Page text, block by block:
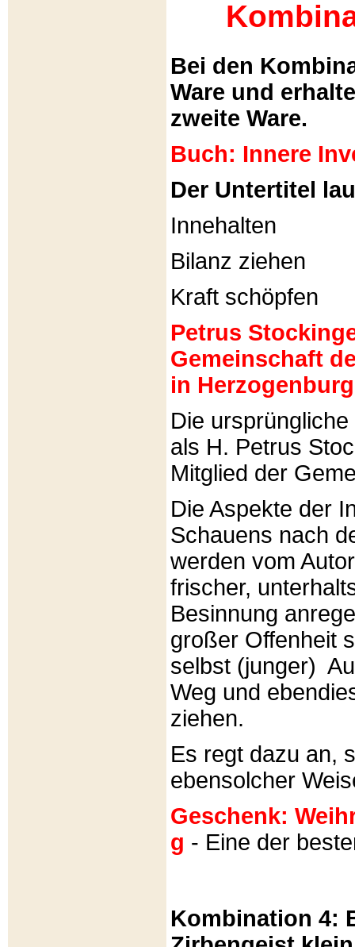
Bei den
Ware und
zweite Ware.
Buch: Innere
Der Untertitel
Innehalten
Bilanz ziehen
Kraft schöpfen
Petrus
Gemeinschaft
in
Die
als H. Petrus
Mitglied der
Die Aspekte der
Schauens nach
werden vom
frischer,
Besinnung
großer Offenheit
selbst (junger)
Weg und
ziehen.
Es regt dazu an,
ebensolcher
Geschenk:
g - Eine der
Kombination 4: